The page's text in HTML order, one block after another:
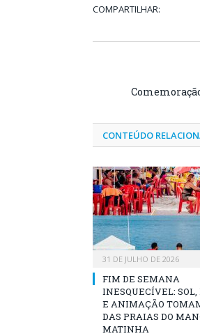
COMPARTILHAR:
CONTEÚDO
31 DE JULHO DE 2026
FIM DE SEMANA
INESQUECÍVEL:
E ANIMAÇÃO
DAS PRAIAS DO
MATINHA